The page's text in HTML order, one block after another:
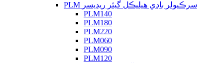
PLM سرڪيولر باڊي هيليڪل گيئر ريڊيسر
PLM140
PLM180
PLM220
PLM060
PLM090
PLM120